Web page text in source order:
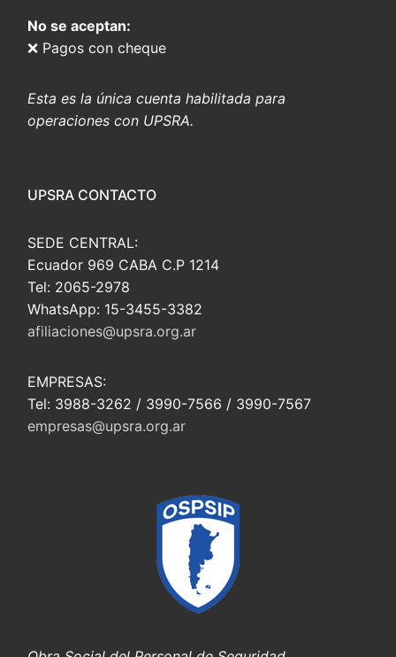
No se aceptan:
❌ Pagos con cheque
Esta es la única cuenta habilitada para
operaciones con UPSRA.
UPSRA CONTACTO
SEDE CENTRAL:
Ecuador 969 CABA C.P 1214
Tel: 2065-2978
WhatsApp: 15-3455-3382
afiliaciones@upsra.org.ar
EMPRESAS:
Tel: 3988-3262 / 3990-7566 / 3990-7567
empresas@upsra.org.ar